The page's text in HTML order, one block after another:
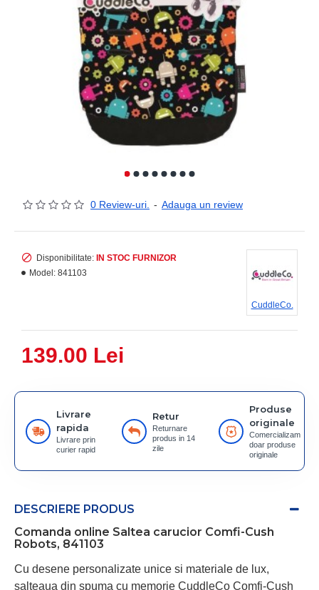
0 Review-uri. - Adauga un review
139.00 Lei
Disponibilitate: IN STOC FURNIZOR
Model: 841103
CuddleCo.
Livrare
rapida
Livrare prin
curier rapid
Retur
Returnare
produs in 14
zile
Produse
originale
Comercializam
doar produse
originale
DESCRIERE PRODUS
Comanda online Saltea carucior Comfi-Cush
Robots, 841103
Cu desene personalizate unice si materiale de lux,
salteaua din spuma cu memorie CuddleCo Comfi-Cush